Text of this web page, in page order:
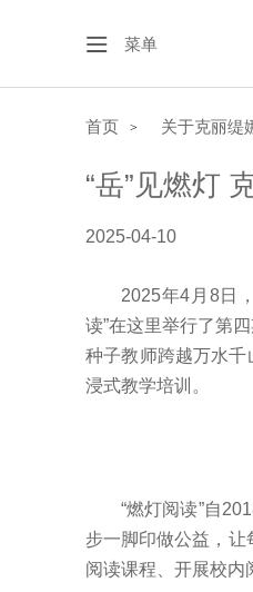
菜单
首页 > 关于克丽缇
“岳”见燃灯
2025-04-10
2025年4月8日
读”在这里举行了第
种子教师跨越万水
浸式教学培训。
“燃灯阅读”自
步一脚印做公益，让
阅读课程、开展校内